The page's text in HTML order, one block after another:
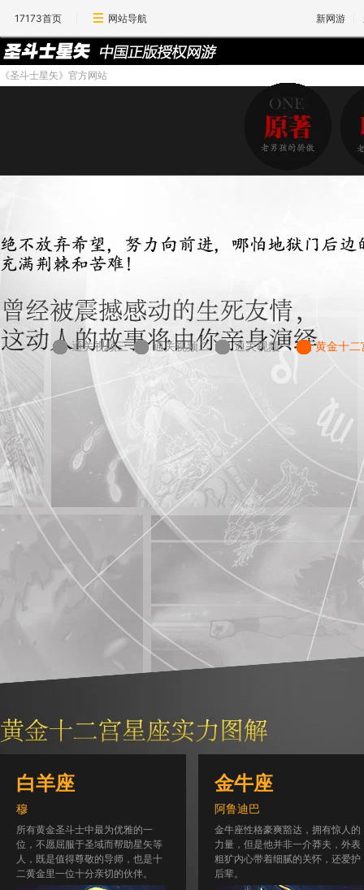
17173首页 网站导航 新网游
《圣斗士星矢》官方网站
黄金十二
通关视频一
通关视频二
通关视频三
白羊座
穆
所有黄金圣斗士中最为优雅的一
位，不愿屈服于圣域而帮助星矢等
人，既是值得尊敬的导师，也是十
二黄金里一位十分亲切的伙伴。
金牛座
阿鲁迪巴
金牛座性格豪爽豁达，拥有惊人的
力量，但是他并非一介莽夫，外表
粗犷内心带着细腻的关怀，还爱护
后辈。